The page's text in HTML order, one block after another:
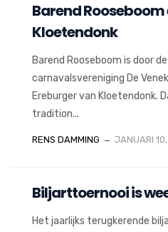
Barend
Kloetendonk
Barend Rooseboom is door
carnavalsvereniging De
Ereburger van Kloetendonk.
tradition...
RENS DAMMING JANUARI 10,
Biljarttoernooi is
Het jaarlijks terugkerende